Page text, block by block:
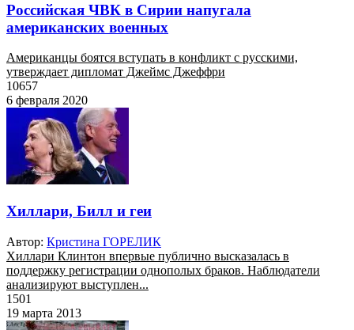
Российская ЧВК в Сирии напугала
американских военных
Американцы боятся вступать в конфликт с русскими,
утверждает дипломат Джеймс Джеффри
10657
6 февраля 2020
Хиллари, Билл и геи
Автор: Кристина ГОРЕЛИК
Хиллари Клинтон впервые публично высказалась в
поддержку регистрации однополых браков. Наблюдатели
анализируют выступлен...
1501
19 марта 2013